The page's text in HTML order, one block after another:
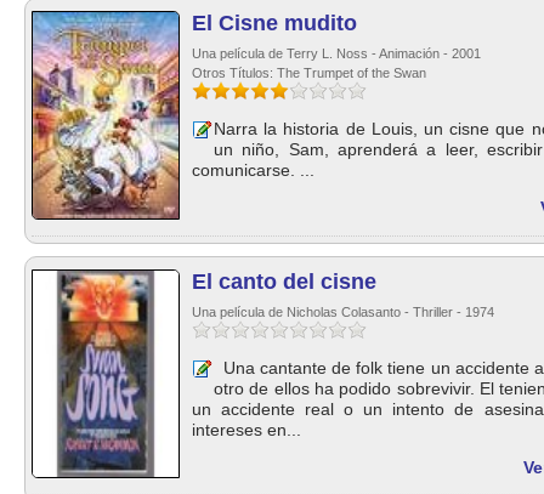
El Cisne mudito
Una película de Terry L. Noss - Animación - 2001
Otros Títulos: The Trumpet of the Swan
Narra la historia de Louis, un cisne que
un niño, Sam, aprenderá a leer,
comunicarse. ...
El canto del cisne
Una película de Nicholas Colasanto - Thriller - 1974
Una cantante de folk tiene un accidente
otro de ellos ha podido sobrevivir. El
un accidente real o un intento de
intereses en...